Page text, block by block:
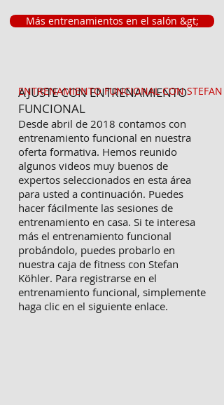
Más entrenamientos en el salón &gt;
AJUSTE CON ENTRENAMIENTO
FUNCIONAL
Desde abril de 2018 contamos con
entrenamiento funcional en nuestra
oferta formativa. Hemos reunido
algunos videos muy buenos de
expertos seleccionados en esta área
para usted a continuación. Puedes
hacer fácilmente las sesiones de
entrenamiento en casa. Si te interesa
más el entrenamiento funcional
probándolo, puedes probarlo en
nuestra caja de fitness con Stefan
Köhler. Para registrarse en el
entrenamiento funcional, simplemente
haga clic en el siguiente enlace.
ENTRENAMIENTO FUNCIONAL CON STEFAN